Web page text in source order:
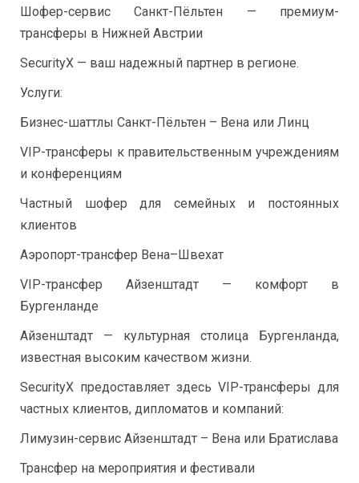
Шофер-сервис Санкт-Пёльтен — премиум-
трансферы в Нижней Австрии
SecurityX — ваш надежный партнер в регионе.
Услуги:
Бизнес-шаттлы Санкт-Пёльтен – Вена или Линц
VIP-трансферы к правительственным учреждениям
и конференциям
Частный шофер для семейных и постоянных
клиентов
Аэропорт-трансфер Вена–Швехат
VIP-трансфер Айзенштадт — комфорт в
Бургенланде
Айзенштадт — культурная столица Бургенланда,
известная высоким качеством жизни.
SecurityX предоставляет здесь VIP-трансферы для
частных клиентов, дипломатов и компаний:
Лимузин-сервис Айзенштадт – Вена или Братислава
Трансфер на мероприятия и фестивали